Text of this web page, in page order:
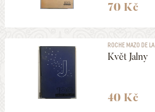
70 Kč
ROCHE MAZO DE LA
Květ Jalny
40 Kč